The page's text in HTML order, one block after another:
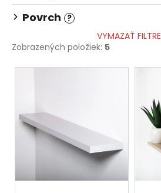
Povrch ?
VYMAZAŤ FILTRE
Zobrazených položiek: 5
V
o
VZORKY
DOSIEK
POLÍC